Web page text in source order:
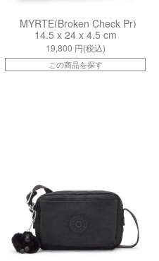
MYRTE(Broken Check Pr)
14.5 x 24 x 4.5 cm
19,800 円(税込)
この商品を探す